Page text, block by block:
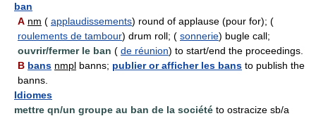
ban
A nm ( applaudissements) round of applause (pour for); (
roulements de tambour) drum roll; ( sonnerie) bugle call;
ouvrir/fermer le ban ( de réunion) to start/end the proceedings.
B bans nmpl banns; publier or afficher les bans to publish the
banns.
Idiomes
mettre qn/un groupe au ban de la société to ostracize sb/a